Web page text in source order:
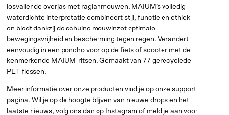
losvallende overjas met raglanmouwen. MAIUM’s volledig
waterdichte interpretatie combineert stijl, functie en ethiek
en biedt dankzij de schuine mouwinzet optimale
bewegingsvrijheid en bescherming tegen regen. Verandert
eenvoudig in een poncho voor op de fiets of scooter met de
kenmerkende MAIUM-ritsen. Gemaakt van 77 gerecyclede
PET-flessen.
Meer informatie over onze producten vind je op onze support
pagina. Wil je op de hoogte blijven van nieuwe drops en het
laatste nieuws, volg ons dan op Instagram of meld je aan voor